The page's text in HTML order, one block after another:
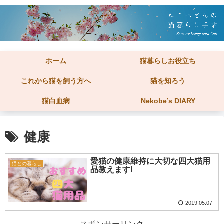
ホーム 猫暮らしお役立ち
これから猫を飼う方へ 猫を知ろう
猫白血病 Nekobe’s DIARY
健康
猫との暮らし
愛猫の健康維持に大切な四大猫用
品教えます!
2019.05.07